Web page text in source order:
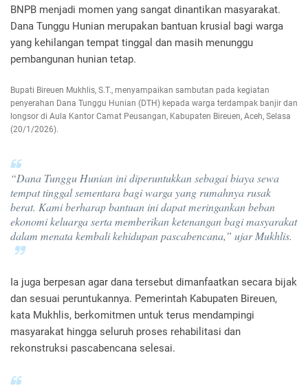
BNPB menjadi momen yang sangat dinantikan masyarakat.
Dana Tunggu Hunian merupakan bantuan krusial bagi warga
yang kehilangan tempat tinggal dan masih menunggu
pembangunan hunian tetap.
Bupati Bireuen Mukhlis, S.T., menyampaikan sambutan pada kegiatan
penyerahan Dana Tunggu Hunian (DTH) kepada warga terdampak banjir dan
longsor di Aula Kantor Camat Peusangan, Kabupaten Bireuen, Aceh, Selasa
(20/1/2026).
“Dana Tunggu Hunian ini diperuntukkan sebagai biaya sewa
tempat tinggal sementara bagi warga yang rumahnya rusak
berat. Kami berharap bantuan ini dapat meringankan beban
ekonomi keluarga serta memberikan ketenangan bagi masyarakat
dalam menata kembali kehidupan pascabencana,” ujar Mukhlis.
Ia juga berpesan agar dana tersebut dimanfaatkan secara bijak
dan sesuai peruntukannya. Pemerintah Kabupaten Bireuen,
kata Mukhlis, berkomitmen untuk terus mendampingi
masyarakat hingga seluruh proses rehabilitasi dan
rekonstruksi pascabencana selesai.